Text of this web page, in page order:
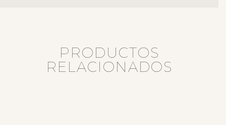
PRODUCTOS
RELACIONADOS